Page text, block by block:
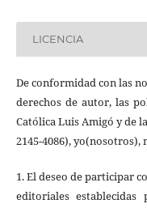
LICENCIA
De conformidad con las
derechos de autor, las
Católica Luis Amigó y de
2145-4086),
1. El deseo de participar
editoriales